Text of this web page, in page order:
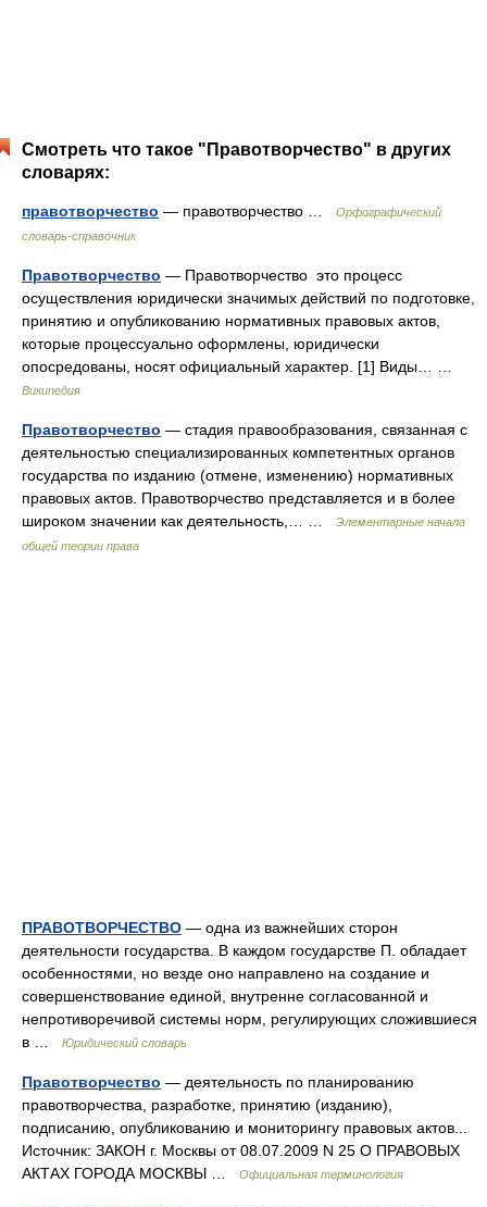
Смотреть что такое "Правотворчество" в других
словарях:
правотворчество — правотворчество …
Орфографический
словарь-справочник
Правотворчество — Правотворчество это процесс
осуществления юридически значимых действий по подготовке,
принятию и опубликованию нормативных правовых актов,
которые процессуально оформлены, юридически
опосредованы, носят официальный характер. [1] Виды… …
Википедия
Правотворчество — стадия правообразования, связанная с
деятельностью специализированных компетентных органов
государства по изданию (отмене, изменению) нормативных
правовых актов. Правотворчество представляется и в более
широком значении как деятельность,… …
Элементарные начала
общей теории права
ПРАВОТВОРЧЕСТВО — одна из важнейших сторон
деятельности государства. В каждом государстве П. обладает
особенностями, но везде оно направлено на создание и
совершенствование единой, внутренне согласованной и
непротиворечивой системы норм, регулирующих сложившиеся
в …
Юридический словарь
Правотворчество — деятельность по планированию
правотворчества, разработке, принятию (изданию),
подписанию, опубликованию и мониторингу правовых актов...
Источник: ЗАКОН г. Москвы от 08.07.2009 N 25 О ПРАВОВЫХ
АКТАХ ГОРОДА МОСКВЫ …
Официальная терминология